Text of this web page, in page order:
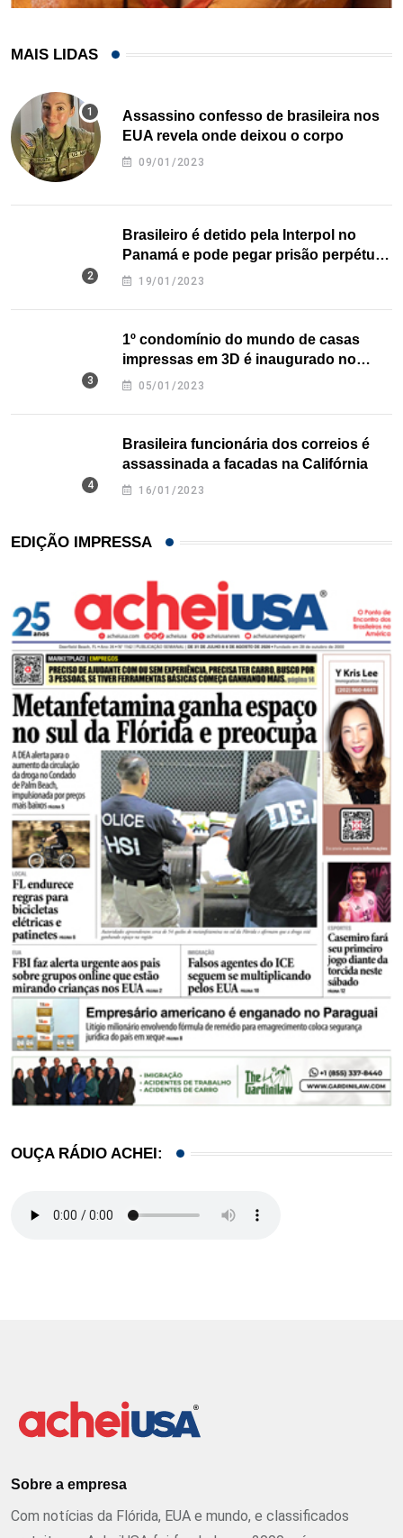
MAIS LIDAS
Assassino confesso de brasileira nos
EUA revela onde deixou o corpo
09/01/2023
Brasileiro é detido pela Interpol no
Panamá e pode pegar prisão perpétua
nos EUA
19/01/2023
1º condomínio do mundo de casas
impressas em 3D é inaugurado no
Texas
05/01/2023
Brasileira funcionária dos correios é
assassinada a facadas na Califórnia
16/01/2023
EDIÇÃO IMPRESSA
OUÇA RÁDIO ACHEI:
Sobre a empresa
Com notícias da Flórida, EUA e mundo, e classificados